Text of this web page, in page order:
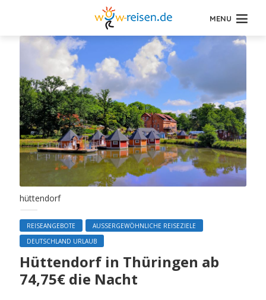
MENU
hüttendorf
REISEANGEBOTE
AUSSERGEWÖHNLICHE REISEZIELE
DEUTSCHLAND URLAUB
Hüttendorf in Thüringen ab
74,75€ die Nacht